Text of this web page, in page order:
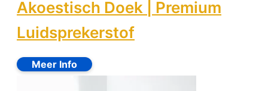
Akoestisch Doek | Premium
Luidsprekerstof